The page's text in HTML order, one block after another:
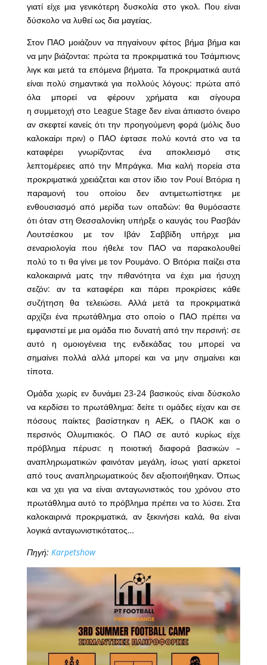
γιατί είχε μια γενικότερη δυσκολία στο γκολ. Που είναι
δύσκολο να λυθεί ως δια μαγείας.
Στον ΠΑΟ μοιάζουν να πηγαίνουν φέτος βήμα βήμα και
να μην βιάζονται: πρώτα τα προκριματικά του Τσάμπιονς
λιγκ και μετά τα επόμενα βήματα. Τα προκριματικά αυτά
είναι πολύ σημαντικά για πολλούς λόγους: πρώτα από
όλα μπορεί να φέρουν χρήματα και σίγουρα
η συμμετοχή στο League Stage δεν είναι άπιαστο όνειρο
αν σκεφτεί κανείς ότι την προηγούμενη φορά (μόλις δυο
καλοκαίρι πριν) ο ΠΑΟ έφτασε πολύ κοντά στο να τα
καταφέρει γνωρίζοντας ένα αποκλεισμό στις
λεπτομέρειες από την Μπράγκα. Μια καλή πορεία στα
προκριματικά χρειάζεται και στον ίδιο τον Ρουί Βιτόρια η
παραμονή του οποίου δεν αντιμετωπίστηκε με
ενθουσιασμό από μερίδα των οπαδών: θα θυμόσαστε
ότι όταν στη Θεσσαλονίκη υπήρξε ο καυγάς του Ρασβάν
Λουτσέσκου με τον Ιβάν Σαββίδη υπήρχε μια
σεναριολογία που ήθελε τον ΠΑΟ να παρακολουθεί
πολύ το τι θα γίνει με τον Ρουμάνο. Ο Βιτόρια παίζει στα
καλοκαιρινά ματς την πιθανότητα να έχει μια ήσυχη
σεζόν: αν τα καταφέρει και πάρει προκρίσεις κάθε
συζήτηση θα τελειώσει. Αλλά μετά τα προκριματικά
αρχίζει ένα πρωτάθλημα στο οποίο ο ΠΑΟ πρέπει να
εμφανιστεί με μια ομάδα πιο δυνατή από την περσινή: σε
αυτό η ομοιογένεια της ενδεκάδας του μπορεί να
σημαίνει πολλά αλλά μπορεί και να μην σημαίνει και
τίποτα.
Ομάδα χωρίς εν δυνάμει 23-24 βασικούς είναι δύσκολο
να κερδίσει το πρωτάθλημα: δείτε τι ομάδες είχαν και σε
πόσους παίκτες βασίστηκαν η ΑΕΚ, ο ΠΑΟΚ και ο
περσινός Ολυμπιακός. Ο ΠΑΟ σε αυτό κυρίως είχε
πρόβλημα πέρυσι: η ποιοτική διαφορά βασικών –
αναπληρωματικών φαινόταν μεγάλη, ίσως γιατί αρκετοί
από τους αναπληρωματικούς δεν αξιοποιήθηκαν. Όπως
και να χει για να είναι ανταγωνιστικός του χρόνου στο
πρωτάθλημα αυτό το πρόβλημα πρέπει να το λύσει. Στα
καλοκαιρινά προκριματικά, αν ξεκινήσει καλά, θα είναι
λογικά ανταγωνιστικότατος…
Πηγή: Karpetshow